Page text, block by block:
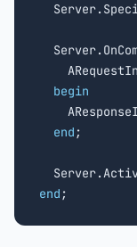
begin
end ;
end ;